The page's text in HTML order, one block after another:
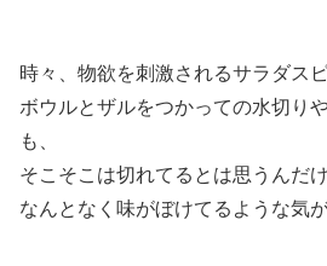
時々、物欲を刺激されるサラダス
ボウルとザルをつかっての水切り
も、
そこそこは切れてるとは思うんだけ
なんとなく味がぼけてるような気